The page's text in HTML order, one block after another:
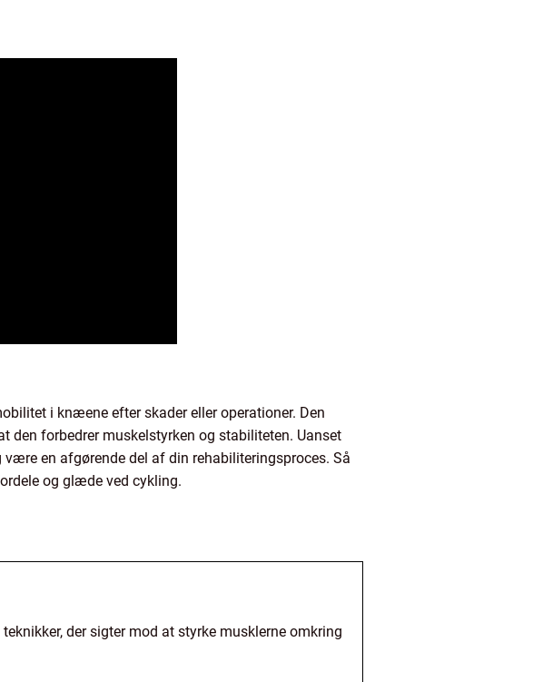
i knæene efter skader eller operationer. Den
forbedrer muskelstyrken og stabiliteten. Uanset
en afgørende del af din rehabiliteringsproces. Så
og glæde ved cykling.
der sigter mod at styrke musklerne omkring